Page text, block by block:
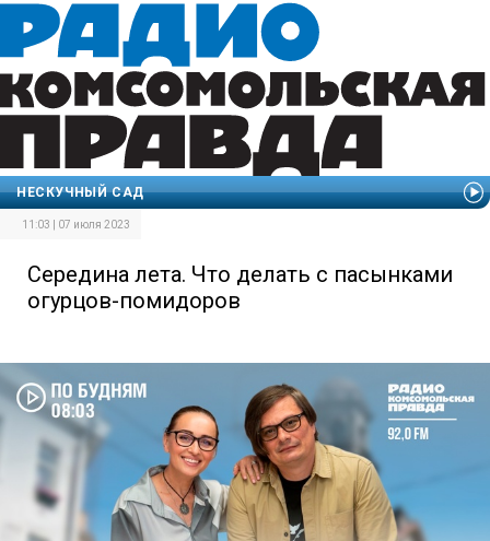
НЕСКУЧНЫЙ САД
11:03 | 07 июля 2023
Середина лета. Что делать с пасынками
огурцов-помидоров